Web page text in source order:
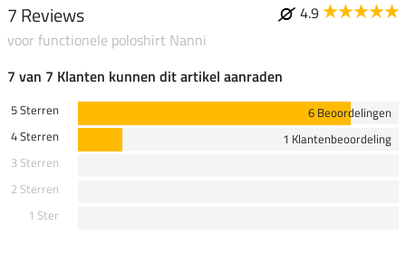
7 Reviews
4.9
voor functionele poloshirt Nanni
7 van 7 Klanten kunnen dit artikel aanraden
5 Sterren
6 Beoordelingen
4 Sterren
1 Klantenbeoordeling
3 Sterren
2 Sterren
1 Ster